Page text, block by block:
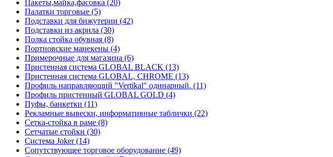
Пакеты,майка,фасовка (20)
Палатки торговые (5)
Подставки для бижутерии (42)
Подставки из акрила (30)
Полка стойка обувная (8)
Портновские манекены (4)
Примерочные для магазина (6)
Пристенная система GLOBAL BLACK (13)
Пристенная система GLOBAL, CHROME (13)
Профиль направляющий "Vertikal" одинарный. (11)
Профиль пристенный GLOBAL GOLD (4)
Пуфы, банкетки (11)
Рекламные вывески, информативные таблички (22)
Сетка-стойка в раме (8)
Сетчатые стойки (30)
Система Joker (14)
Сопутствующее торговое оборудование (49)